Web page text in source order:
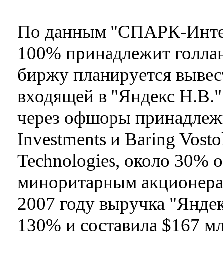
По данным "СПАРК-
100% принадлежит
биржу планируется
входящей в "Яндекс
через офшоры
Investments и Baring
Technologies, около 30%
миноритарным
2007 году выручка
130% и составила $167